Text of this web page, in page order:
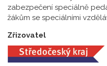
zabezpečení speciálně
žákům se speciálními
Zřizovatel